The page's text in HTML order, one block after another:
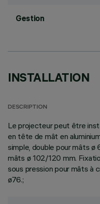
Gestion
INSTALLATION
DESCRIPTION
Le projecteur peut être
en tête de mât en
simple, double pour mâts
mâts ø 102/120 mm.
sous pression pour mâts à
ø76.;